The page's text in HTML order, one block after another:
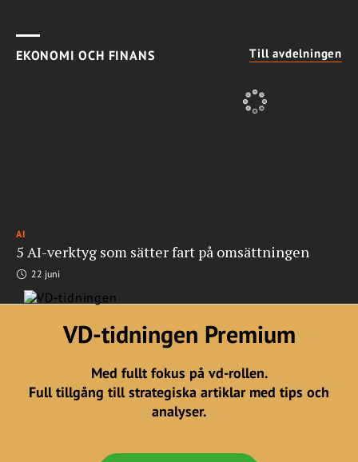
EKONOMI OCH FINANS Till avdelningen
AI
5 AI-verktyg som sätter fart på omsättningen
22 juni
VD-tidningen Premium
Med fullt fokus på vd-rollen.
Full tillgång till strategiska artiklar med tips och
analyser.